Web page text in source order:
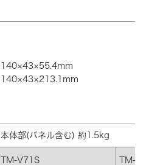
140×43×55.4mm
140×43×213.1mm
本体部(パネル含む) 約1.5kg
TM-V71S TM-